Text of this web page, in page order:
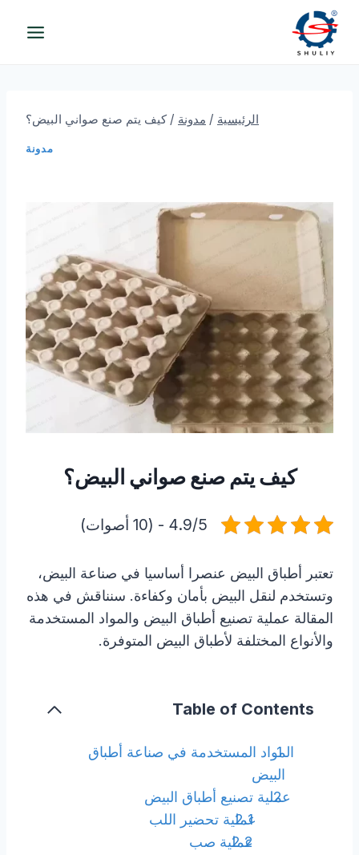
التجاوز
المحتوى
الرئيسية / مدونة / كيف يتم صنع صواني البيض؟
مدونة
كيف يتم صنع صواني البيض؟
4.9/5 - (10 أصوات)
تعتبر أطباق البيض عنصرا أساسيا في صناعة البيض،
وتستخدم لنقل البيض بأمان وكفاءة. سنناقش في هذه
المقالة عملية تصنيع أطباق البيض والمواد المستخدمة
والأنواع المختلفة لأطباق البيض المتوفرة.
Table of Contents
المواد المستخدمة في صناعة أطباق
البيض
عملية تصنيع أطباق البيض
عملية تحضير اللب
عملية صب